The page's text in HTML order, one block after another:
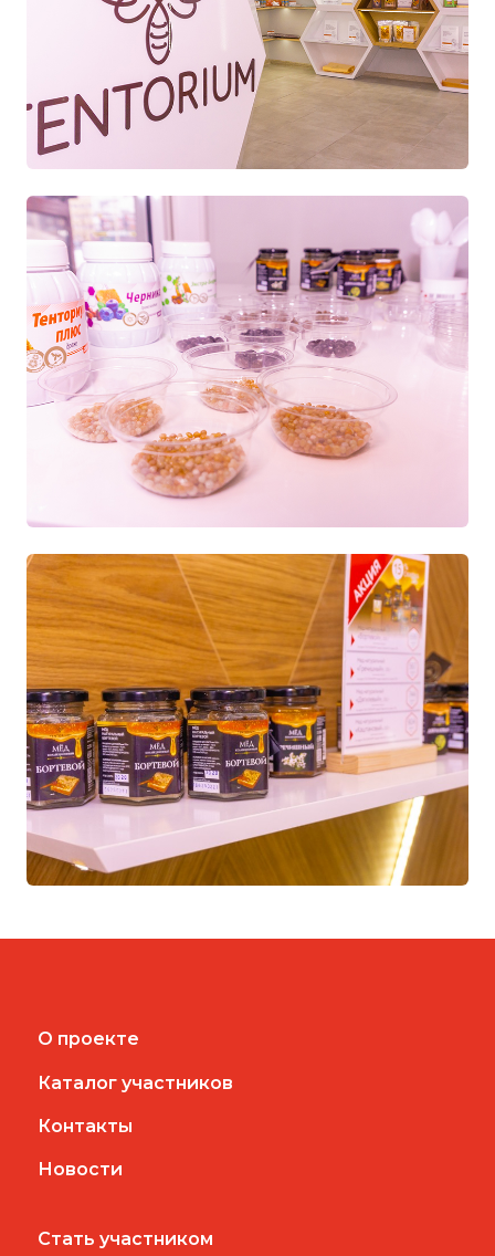
О проекте
Каталог участников
Контакты
Новости
Стать участником